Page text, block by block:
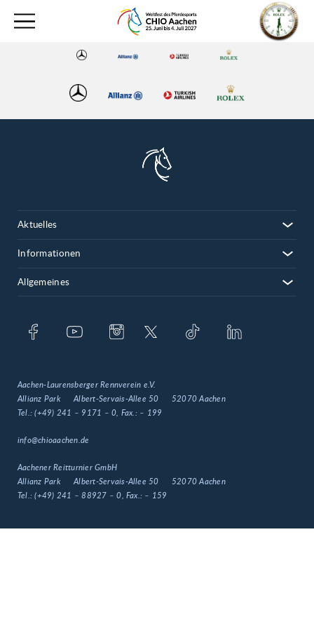
Aktuelles
Informationen
Allgemeines
Aachen-Laurensberger Rennverein e.V.
Allianz Park
Albert-Servais-Allee 50
52070 Aachen
Tel.:(+49) 241 – 9171 – 0 , Fax.: – 199
info@chioaachen.de
Aachener Reitturnier GmbH
Allianz Park
Albert-Servais-Allee 50
52070 Aachen
Tel.:(+49) 241 – 88927 – 0 , Fax.: – 159